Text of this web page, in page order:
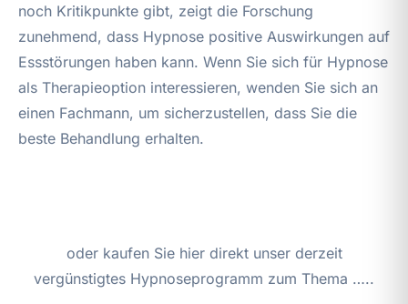
noch Kritikpunkte gibt, zeigt die Forschung
zunehmend, dass Hypnose positive Auswirkungen auf
Essstörungen haben kann. Wenn Sie sich für Hypnose
als Therapieoption interessieren, wenden Sie sich an
einen Fachmann, um sicherzustellen, dass Sie die
beste Behandlung erhalten.
oder kaufen Sie hier direkt unser derzeit
vergünstigtes Hypnoseprogramm zum Thema …..